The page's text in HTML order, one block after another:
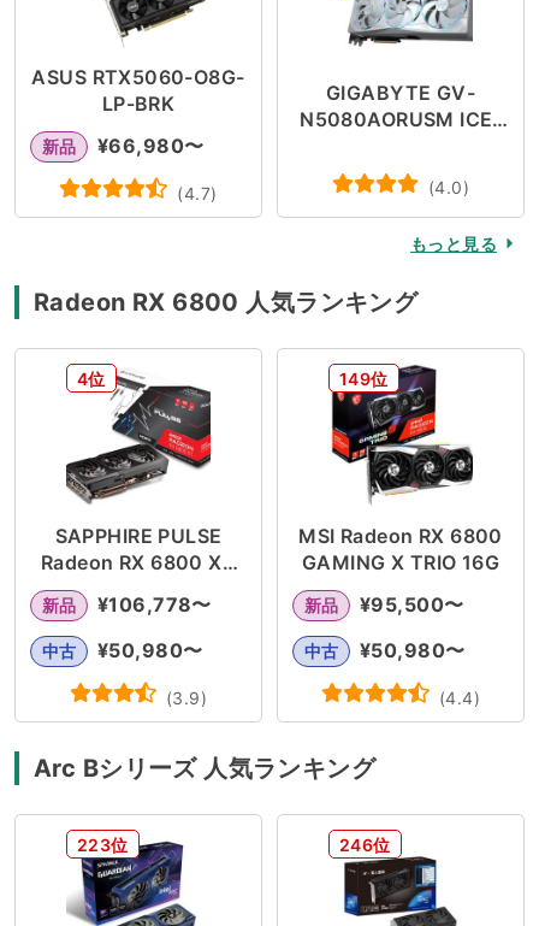
ASUS RTX5060-O8G-
LP-BRK
新品 ¥66,980〜
(4.7)
GIGABYTE GV-
N5080AORUSM ICE-
(4.0)
もっと見る
Radeon RX 6800 人気ランキング
4位
SAPPHIRE PULSE
Radeon RX 6800 XT
16GB GDDR6
新品 ¥106,778〜
中古 ¥50,980〜
(3.9)
149位
MSI Radeon RX 6800
GAMING X TRIO 16G
新品 ¥95,500〜
中古 ¥50,980〜
(4.4)
Arc Bシリーズ 人気ランキング
223位 246位